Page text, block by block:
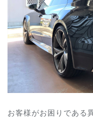
お客様がお困りである